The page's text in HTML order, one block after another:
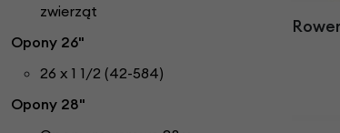
zwierząt
Opony 26"
26 x 1 1/2 (42-584)
Opony 28"